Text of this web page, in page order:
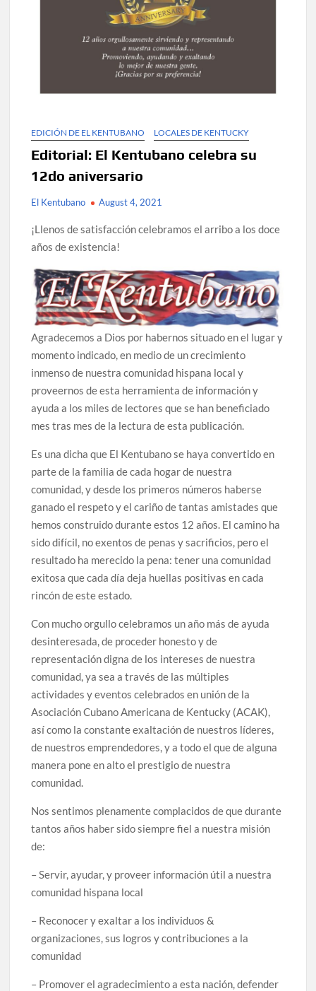
EDICIÓN DE EL KENTUBANO LOCALES DE KENTUCKY
Editorial: El Kentubano celebra su
12do aniversario
El Kentubano August 4, 2021
¡Llenos de satisfacción celebramos el arribo a los doce
años de existencia!
Agradecemos a Dios por habernos situado en el lugar y
momento indicado, en medio de un crecimiento
inmenso de nuestra comunidad hispana local y
proveernos de esta herramienta de información y
ayuda a los miles de lectores que se han beneficiado
mes tras mes de la lectura de esta publicación.
Es una dicha que El Kentubano se haya convertido en
parte de la familia de cada hogar de nuestra
comunidad, y desde los primeros números haberse
ganado el respeto y el cariño de tantas amistades que
hemos construido durante estos 12 años. El camino ha
sido difícil, no exentos de penas y sacrificios, pero el
resultado ha merecido la pena: tener una comunidad
exitosa que cada día deja huellas positivas en cada
rincón de este estado.
Con mucho orgullo celebramos un año más de ayuda
desinteresada, de proceder honesto y de
representación digna de los intereses de nuestra
comunidad, ya sea a través de las múltiples
actividades y eventos celebrados en unión de la
Asociación Cubano Americana de Kentucky (ACAK),
así como la constante exaltación de nuestros líderes,
de nuestros emprendedores, y a todo el que de alguna
manera pone en alto el prestigio de nuestra
comunidad.
Nos sentimos plenamente complacidos de que durante
tantos años haber sido siempre fiel a nuestra misión
de:
– Servir, ayudar, y proveer información útil a nuestra
comunidad hispana local
– Reconocer y exaltar a los individuos &
organizaciones, sus logros y contribuciones a la
comunidad
– Promover el agradecimiento a esta nación, defender